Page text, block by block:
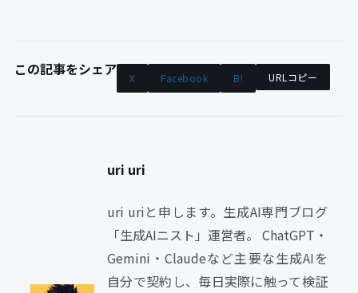
この記事をシェア X Facebook B! URLコピー
uri uri
uri uriと申します。生成AI専門ブログ
「生成AIニスト」運営者。 ChatGPT・
Gemini・Claudeなど主要な生成AIを
自分で契約し、毎日実際に触って検証